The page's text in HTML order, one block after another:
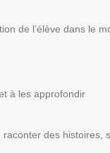
de l’élève dans le
à les approfondir
des histoires,